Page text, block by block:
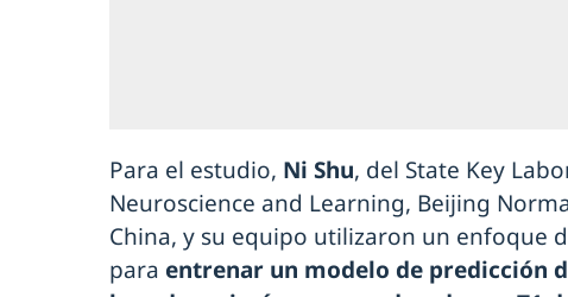
Para el estudio, Ni Shu, del State Key
Neuroscience and Learning, Beijing
China, y su equipo utilizaron un enfoque
para entrenar un modelo de predicción